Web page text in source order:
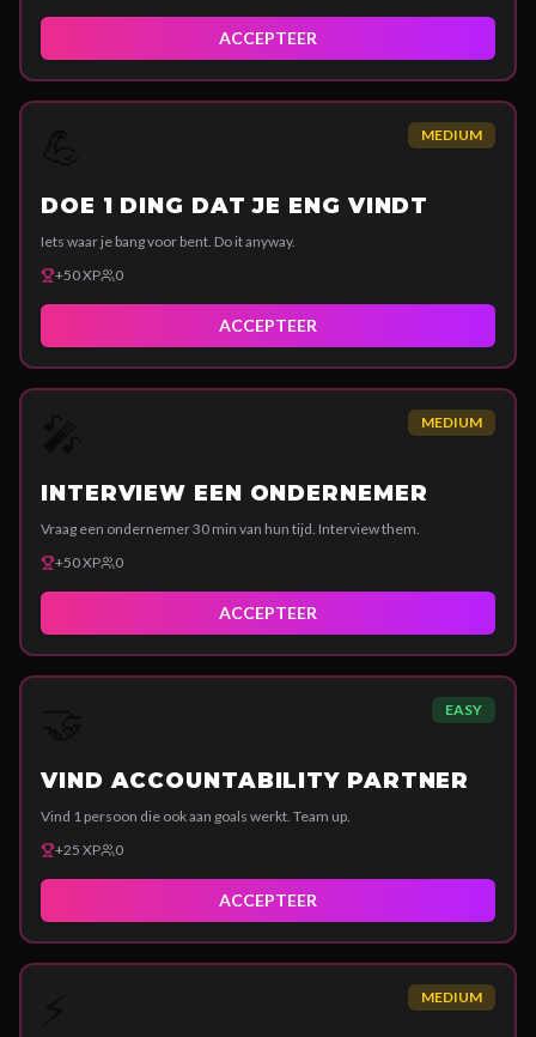
ACCEPTEER
MEDIUM
DOE 1 DING DAT JE ENG VINDT
Iets waar je bang voor bent. Do it anyway.
+50XP 0
ACCEPTEER
MEDIUM
INTERVIEW EEN ONDERNEMER
Vraag een ondernemer 30 min van hun tijd. Interview them.
+50XP 0
ACCEPTEER
EASY
VIND ACCOUNTABILITY PARTNER
Vind 1 persoon die ook aan goals werkt. Team up.
+25 XP 0
ACCEPTEER
MEDIUM